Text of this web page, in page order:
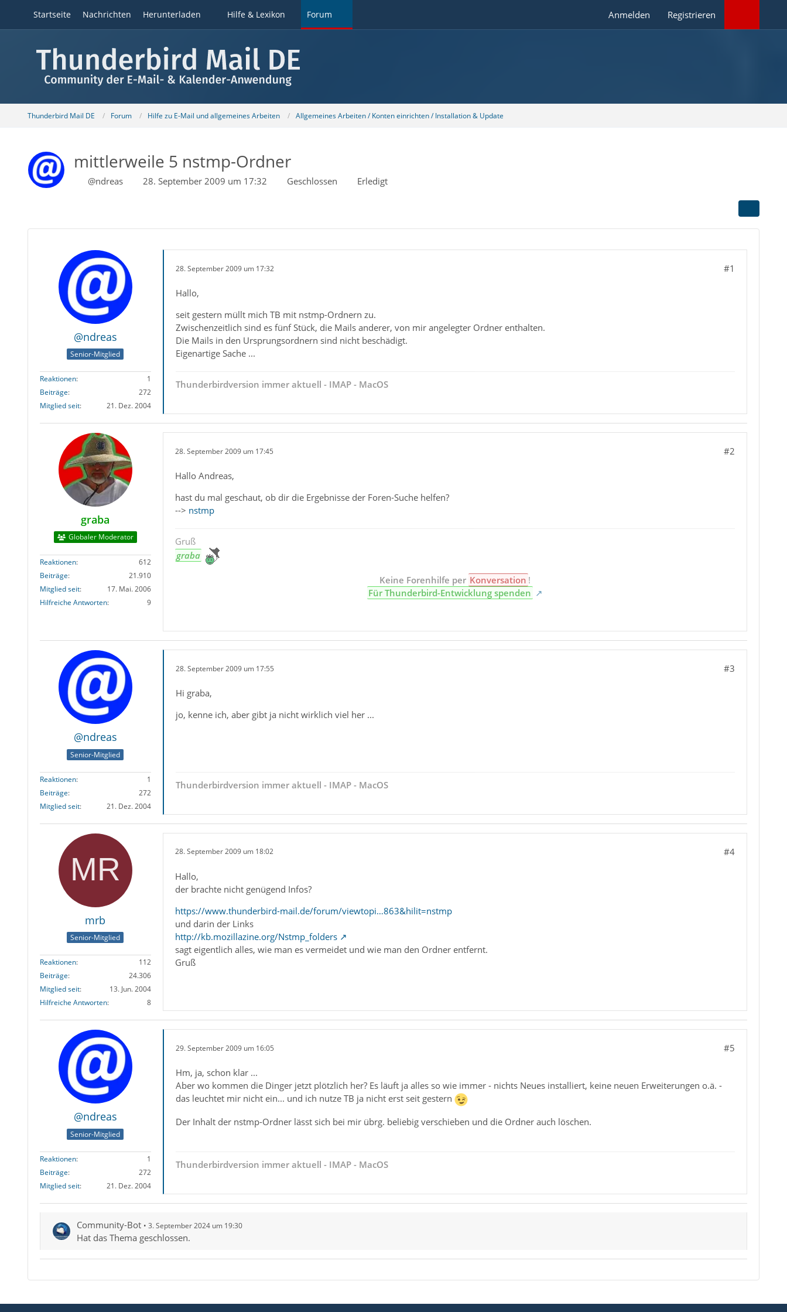
Startseite Nachrichten Herunterladen Hilfe & Lexikon Forum Anmelden Registrieren
Thunderbird Mail DE Forum Hilfe zu E-Mail und allgemeines Arbeiten Allgemeines Arbeiten / Konten einrichten / Installation & Update
mittlerweile 5 nstmp-Ordner
@ndreas 28. September 2009 um 17:32 Geschlossen Erledigt
@ndreas
Senior-Mitglied
Reaktionen
1
Beiträge
272
Mitglied seit
21. Dez. 2004
28. September 2009 um 17:32 #1
Hallo,
seit gestern müllt mich TB mit nstmp-Ordnern zu.
Zwischenzeitlich sind es fünf Stück, die Mails anderer, von mir angelegter Ordner enthalten.
Die Mails in den Ursprungsordnern sind nicht beschädigt.
Eigenartige Sache ...
Thunderbirdversion immer aktuell - IMAP - MacOS
graba
Globaler Moderator
Reaktionen
612
Beiträge
21.910
Mitglied seit
17. Mai. 2006
Hilfreiche Antworten
9
28. September 2009 um 17:45 #2
Hallo Andreas,
hast du mal geschaut, ob dir die Ergebnisse der Foren-Suche helfen?
--> nstmp
Gruß
graba
Keine Forenhilfe per Konversation !
Für Thunderbird-Entwicklung spenden
@ndreas
Senior-Mitglied
Reaktionen
1
Beiträge
272
Mitglied seit
21. Dez. 2004
28. September 2009 um 17:55 #3
Hi graba,
jo, kenne ich, aber gibt ja nicht wirklich viel her ...
Thunderbirdversion immer aktuell - IMAP - MacOS
mrb
Senior-Mitglied
Reaktionen
112
Beiträge
24.306
Mitglied seit
13. Jun. 2004
Hilfreiche Antworten
8
28. September 2009 um 18:02 #4
Hallo,
der brachte nicht genügend Infos?
https://www.thunderbird-mail.de/forum/viewtopi…863&hilit=nstmp
und darin der Links
http://kb.mozillazine.org/Nstmp_folders
sagt eigentlich alles, wie man es vermeidet und wie man den Ordner entfernt.
Gruß
@ndreas
Senior-Mitglied
Reaktionen
1
Beiträge
272
Mitglied seit
21. Dez. 2004
29. September 2009 um 16:05 #5
Hm, ja, schon klar ...
Aber wo kommen die Dinger jetzt plötzlich her? Es läuft ja alles so wie immer - nichts Neues installiert, keine neuen Erweiterungen o.ä. -
das leuchtet mir nicht ein... und ich nutze TB ja nicht erst seit gestern
Der Inhalt der nstmp-Ordner lässt sich bei mir übrg. beliebig verschieben und die Ordner auch löschen.
Thunderbirdversion immer aktuell - IMAP - MacOS
Community-Bot 3. September 2024 um 19:30
Hat das Thema geschlossen.